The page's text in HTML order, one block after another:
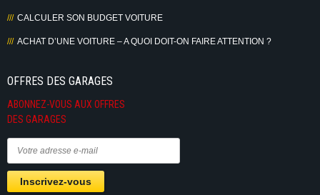
CALCULER SON BUDGET VOITURE
ACHAT D’UNE VOITURE – A QUOI DOIT-ON FAIRE ATTENTION ?
OFFRES DES GARAGES
ABONNEZ-VOUS AUX OFFRES
DES GARAGES